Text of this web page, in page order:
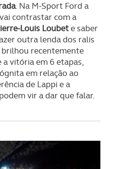
internacionais de
apenas com o seu
se afigure estritamente
serviços a prestar.
certo tipo de Cookies e
impacto na sua
Website e nos serviços
. Na M-Sport Ford a
vai contrastar com a
Louis Loubete saber
outra lenda dos ralis
brilhou recentemente
a vitória em 6 etapas,
em relação ao
de Lappi e a
vir a dar que falar.